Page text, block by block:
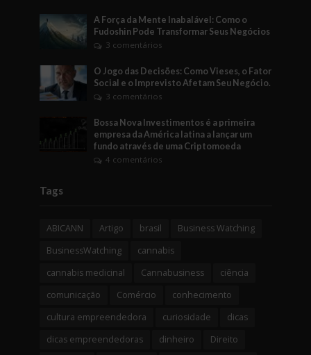
A Força da Mente Inabalável: Como o
Fudoshin Pode Transformar Seus Negócios
3 comentários
O Jogo das Decisões: Como Vieses, o Fator
Social e o Imprevisto Afetam Seu Negócio.
3 comentários
Bossa Nova Investimentos é a primeira
empresa da América latina a lançar um
fundo através de uma Criptomoeda
4 comentários
Tags
ABICANN Artigo brasil
Business Watching
BusinessWatching
cannabis
cannabis medicinal
Cannabusiness
ciência
comunicação
Comércio
conhecimento
cultura empreendedora
curiosidade
dicas
dicas empreendedoras
dinheiro
Direito